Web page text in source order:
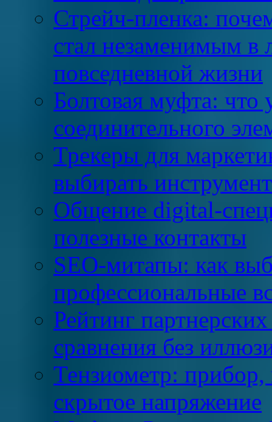
Стрейч-пленка:
стал незаменимым в
повседневной жизни
Болтовая муфта: что
соединительного
Трекеры для
выбирать
Общение digital-
полезные контакты
SEO-митапы: как
профессиональные
Рейтинг
сравнения без
Тензиометр: прибор,
скрытое напряжение